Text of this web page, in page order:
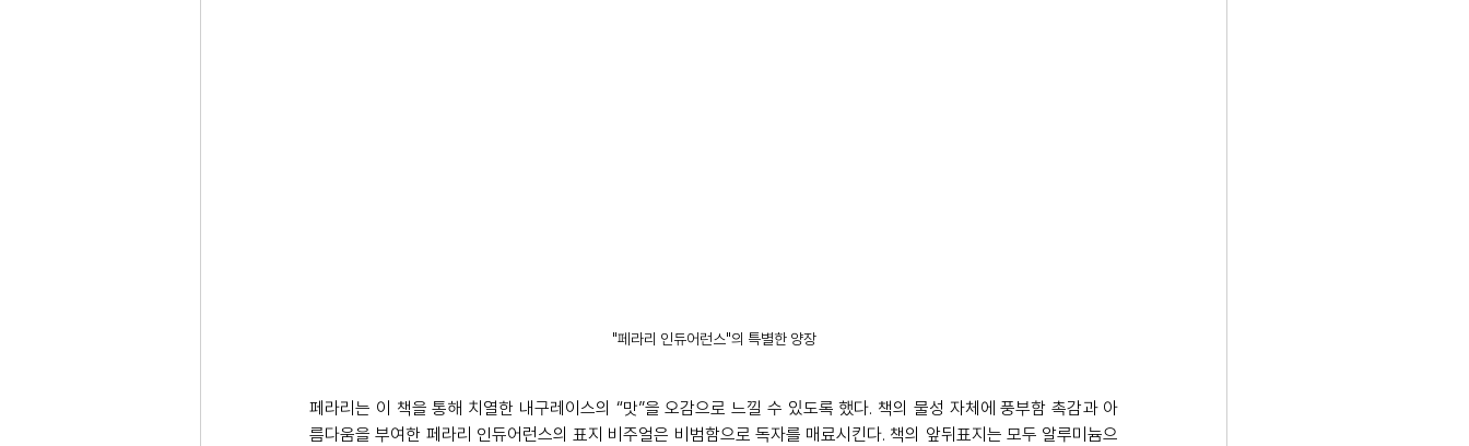
"페라리 인듀어런스"의 특별한 양장
페라리는 이 책을 통해 치열한 내구레이스의 “맛”을 오감으로 느낄 수 있도록 했다. 책의 물성 자체에 풍부함 촉감과 아
름다움을 부여한 페라리 인듀어런스의 표지 비주얼은 비범함으로 독자를 매료시킨다. 책의 앞뒤표지는 모두 알루미늄으